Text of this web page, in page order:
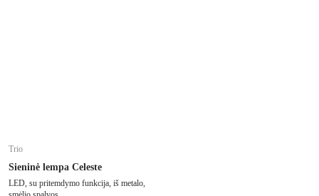
Trio
Sieninė lempa Celeste
LED, su pritemdymo funkcija, iš metalo,